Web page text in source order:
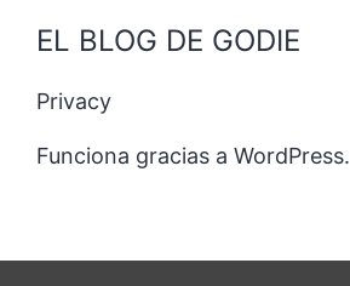
EL BLOG DE GODIE
Privacy
Funciona gracias a WordPress.